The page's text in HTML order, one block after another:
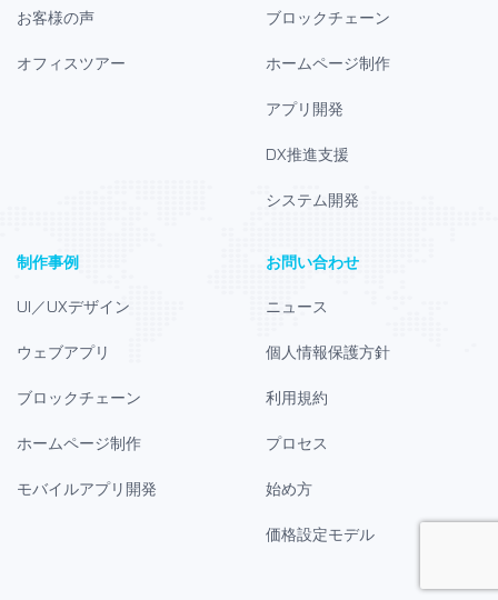
お客様の声
オフィスツアー
ブロックチェーン
ホームページ制作
アプリ開発
DX推進支援
システム開発
制作事例
UI／UXデザイン
ウェブアプリ
ブロックチェーン
ホームページ制作
モバイルアプリ開発
お問い合わせ
ニュース
個人情報保護方針
利用規約
プロセス
始め方
価格設定モデル